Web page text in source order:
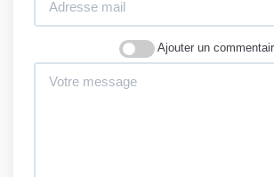
Ajouter un